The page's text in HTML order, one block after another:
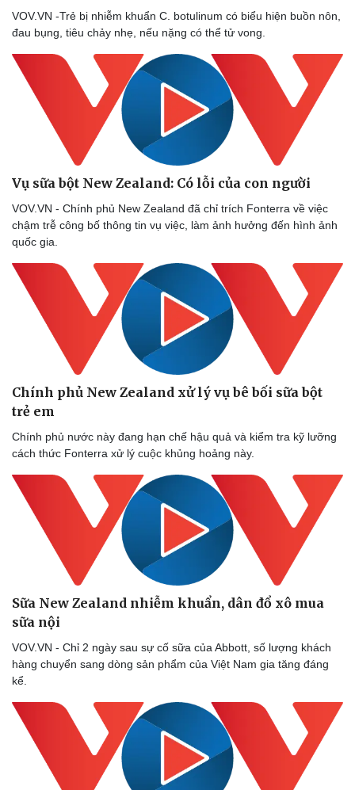
VOV.VN -Trẻ bị nhiễm khuẩn C. botulinum có biểu hiện buồn nôn,
đau bụng, tiêu chảy nhẹ, nếu nặng có thể tử vong.
Vụ sữa bột New Zealand: Có lỗi của con người
VOV.VN - Chính phủ New Zealand đã chỉ trích Fonterra về việc
chậm trễ công bố thông tin vụ việc, làm ảnh hưởng đến hình ảnh
quốc gia.
Chính phủ New Zealand xử lý vụ bê bối sữa bột
trẻ em
Chính phủ nước này đang hạn chế hậu quả và kiểm tra kỹ lưỡng
cách thức Fonterra xử lý cuộc khủng hoảng này.
Sữa New Zealand nhiễm khuẩn, dân đổ xô mua
sữa nội
VOV.VN - Chỉ 2 ngày sau sự cố sữa của Abbott, số lượng khách
hàng chuyển sang dòng sản phẩm của Việt Nam gia tăng đáng
kể.